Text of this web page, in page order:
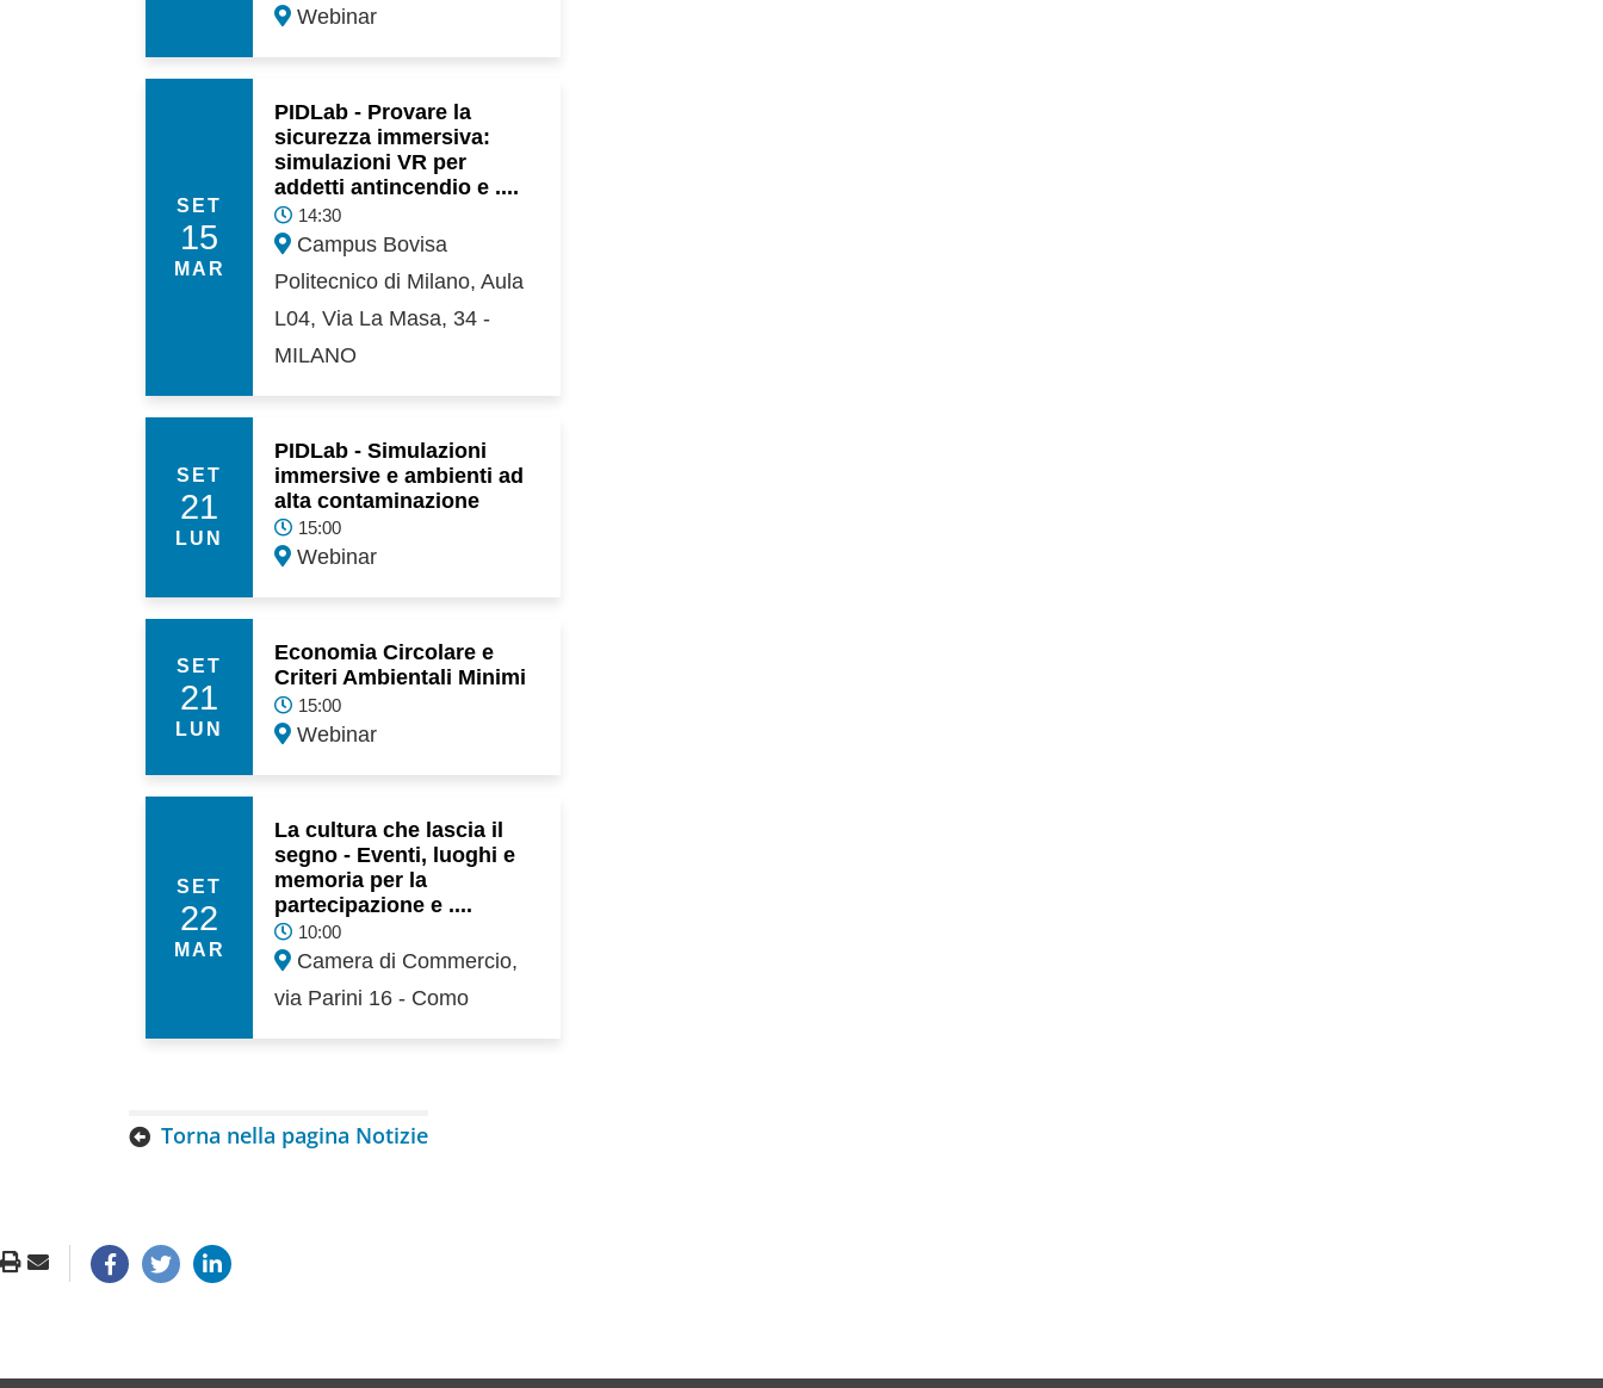
Webinar
SET
15
MAR
PIDLab - Provare la
sicurezza immersiva:
simulazioni VR per
addetti antincendio e ....
14:30
Campus Bovisa
Politecnico di Milano, Aula
L04, Via La Masa, 34 -
MILANO
SET
21
LUN
PIDLab - Simulazioni
immersive e ambienti ad
alta contaminazione
15:00
Webinar
SET
21
LUN
Economia Circolare e
Criteri Ambientali Minimi
15:00
Webinar
SET
22
MAR
La cultura che lascia il
segno - Eventi, luoghi e
memoria per la
partecipazione e ....
10:00
Camera di Commercio,
via Parini 16 - Como
Torna nella pagina Notizie